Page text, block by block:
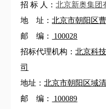
招 标 人：北京新奥集团
地 址：北京市朝阳区
邮 编：
100028
招标代理机构：北京科
司
地址：北京市朝阳区域
邮 编：
100089